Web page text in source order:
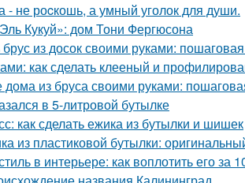
- не роcкошь, а умный уголок для души.
Кукуй»: дом Тони Фергюсона
брус из досок своими руками:
как сделать клееный и
дома из бруса своими руками:
в 5-литровой бутылке
как сделать ежика из бутылки и шишек
из пластиковой бутылки:
в интерьере: как воплотить его за